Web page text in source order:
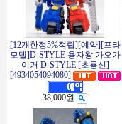
[12개한정5%적립][예약][프라
모델]D-STYLE 용자왕 가오가
이거 D-STYLE [초룡신]
[4934054094080]
38,000원